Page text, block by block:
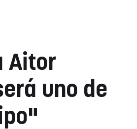
Aitor
uno de